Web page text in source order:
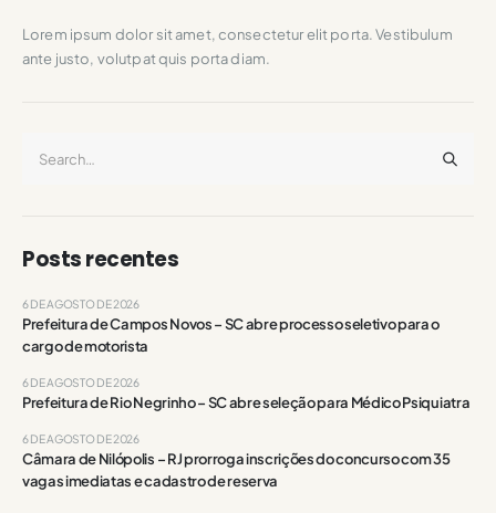
Lorem ipsum dolor sit amet, consectetur elit porta. Vestibulum
ante justo, volutpat quis porta diam.
Posts recentes
Prefeitura de Campos Novos – SC abre processo seletivo para o
cargo de motorista
6 DE AGOSTO DE 2026
Prefeitura de Rio Negrinho – SC abre seleção para Médico Psiquiatra
6 DE AGOSTO DE 2026
Câmara de Nilópolis – RJ prorroga inscrições do concurso com 35
vagas imediatas e cadastro de reserva
6 DE AGOSTO DE 2026